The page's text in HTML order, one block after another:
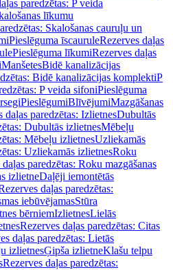
paredzētas: P veida
līkumu
Skalošanas cauruļu un
Pieslēguma īscauruleRezerves daļas
Pieslēguma līkumiRezerves daļas
ManšetesBidē kanalizācijas
Bidē kanalizācijas komplektiP
P veida sifoniPieslēguma
PieslēgumiBlīvējumiMazgāšanas
daļas paredzētas: IzlietnesDubultās
Dubultās izlietnesMēbeļu
Mēbeļu izlietnesUzliekamās
Uzliekamās izlietnesRoku
paredzētas: Roku mazgāšanas
izlietneDaļēji iemontētās
daļas paredzētas:
iebūvējamasStūra
bērniemIzlietnesLielās
Rezerves daļas paredzētas: Citas
daļas paredzētas: Lietās
izlietnesĢipša izlietneKlašu telpu
Rezerves daļas paredzētas: